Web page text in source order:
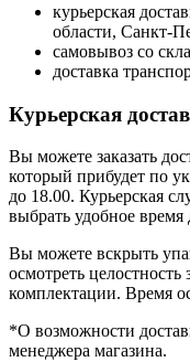
курьерская
области, Санкт-
самовывоз со
доставка
Курьерская
Вы можете заказать
который прибудет по
до 18.00. Курьерская
выбрать удобное время
Вы можете вскрыть
осмотреть целостность
комплектации. Время
*О возможности
менеджера магазина.